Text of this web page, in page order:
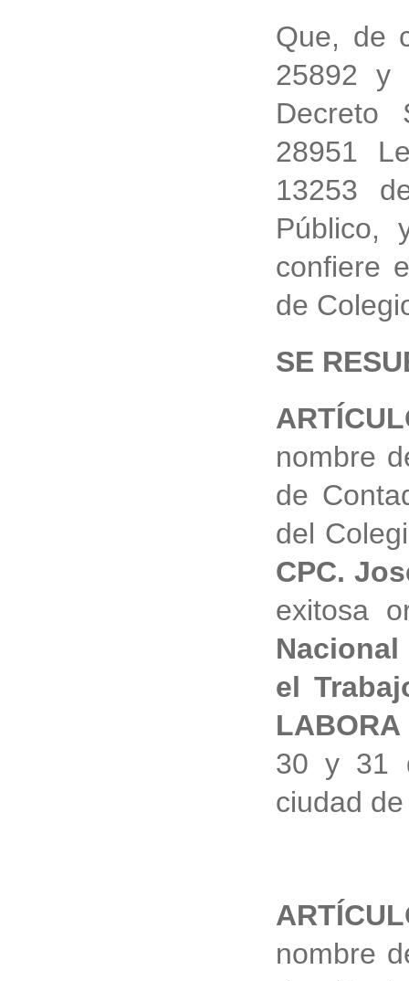
Que, de
25892 y
Decreto
28951
13253
Público,
confiere
de
SE
nombre
de
del
CPC.
exitosa
el
LABORA
30 y 31
ciudad
nombre